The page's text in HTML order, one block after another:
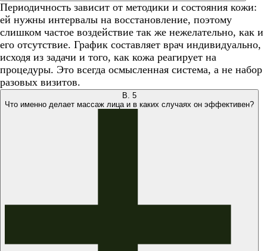
Периодичность зависит от методики и состояния кожи:
ей нужны интервалы на восстановление, поэтому
слишком частое воздействие так же нежелательно, как и
его отсутствие. График составляет врач индивидуально,
исходя из задачи и того, как кожа реагирует на
процедуры. Это всегда осмысленная система, а не набор
разовых визитов.
В. 5
Что именно делает массаж лица и в каких случаях он эффективен?